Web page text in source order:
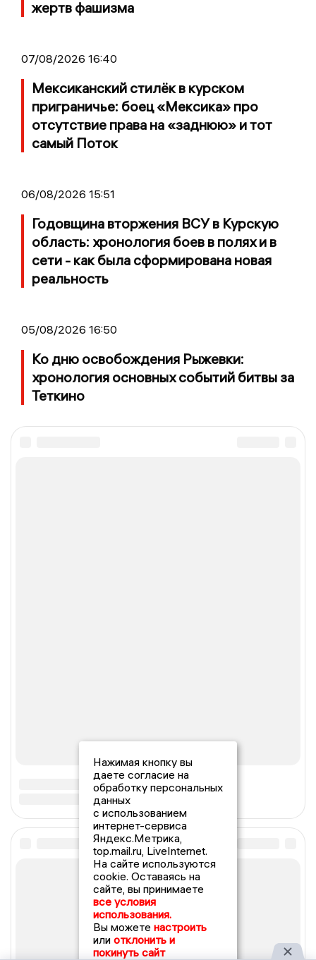
жертв фашизма
07/08/2026 16:40
Мексиканский стилёк в курском
приграничье: боец «Мексика» про
отсутствие права на «заднюю» и тот
самый Поток
06/08/2026 15:51
Годовщина вторжения ВСУ в Курскую
область: хронология боев в полях и в
сети - как была сформирована новая
реальность
05/08/2026 16:50
Ко дню освобождения Рыжевки:
хронология основных событий битвы за
Теткино
Нажимая кнопку вы
даете согласие на
обработку персональных
данных
с использованием
интернет-сервиса
Яндекс.Метрика,
top.mail.ru, LiveInternet.
На сайте используются
cookie. Оставаясь на
сайте, вы принимаете
все условия
использования.
Вы можете настроить
или отклонить и
покинуть сайт